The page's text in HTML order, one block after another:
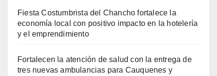
Fiesta Costumbrista del Chancho fortalece la
economía local con positivo impacto en la hotelería
y el emprendimiento
Fortalecen la atención de salud con la entrega de
tres nuevas ambulancias para Cauquenes y